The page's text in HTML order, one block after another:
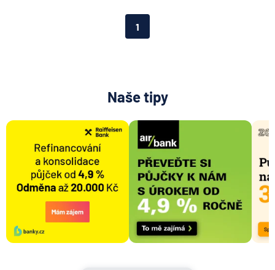
Hasičská vzájemná pojišťovna
HDI Versicherung AG
HSBC Bank plc - pobočka Praha
ING Bank N. V.
J&T BANKA
KB Penzijní společnost
Komerční banka
Komerční pojišťovna
Kooperativa pojišťovna
1
Naše tipy